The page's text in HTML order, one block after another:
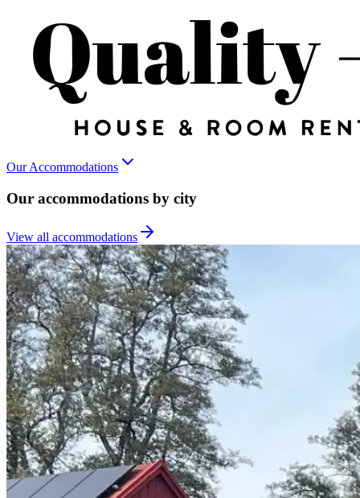
Our Accommodations
Our accommodations by city
View all accommodations